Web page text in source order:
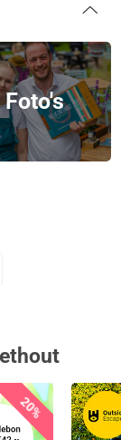
Foto's
20%